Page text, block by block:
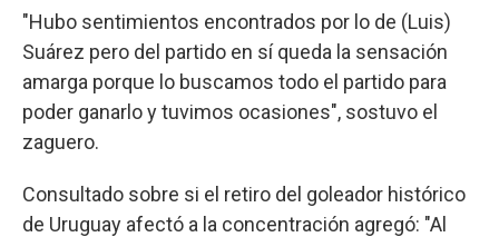
"Hubo sentimientos encontrados por lo de (Luis)
Suárez pero del partido en sí queda la sensación
amarga porque lo buscamos todo el partido para
poder ganarlo y tuvimos ocasiones", sostuvo el
zaguero.
Consultado sobre si el retiro del goleador histórico
de Uruguay afectó a la concentración agregó: "Al